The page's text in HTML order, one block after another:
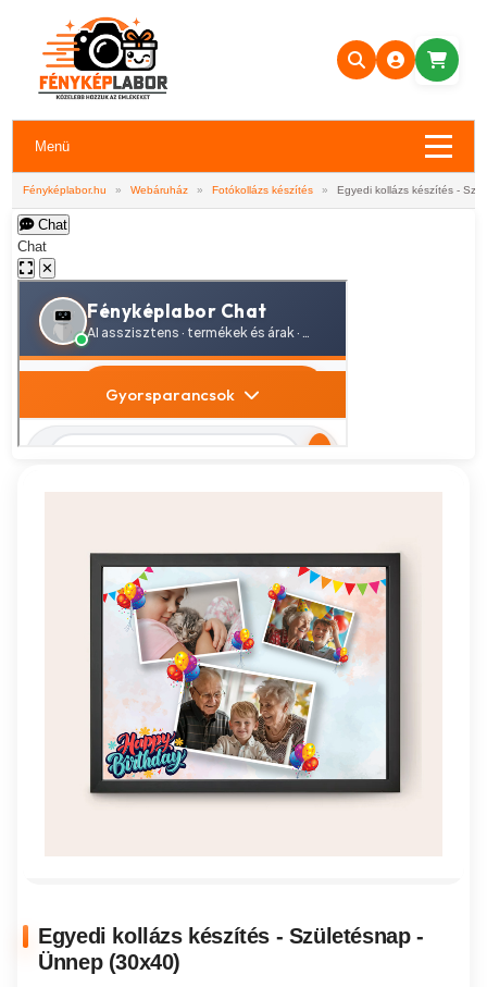
Menü
Fényképlabor.hu » Webáruház » Fotókollázs készítés » Egyedi kollázs készítés -
Chat
Chat
✕
Egyedi kollázs készítés - Születésnap -
Ünnep (30x40)